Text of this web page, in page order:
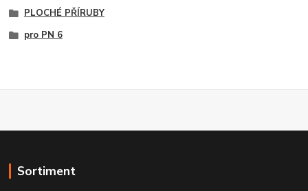
PLOCHÉ PŘÍRUBY
pro PN 6
Sortiment